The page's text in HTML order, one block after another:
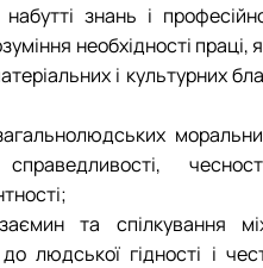
знань і
необхідності праці,
і культурних
та спілкування
людської гідності і